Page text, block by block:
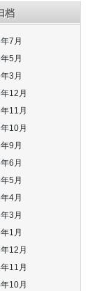
档
7月
5月
3月
12月
11月
10月
9月
6月
5月
4月
3月
1月
12月
11月
10月